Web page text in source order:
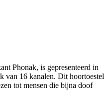
Phonak, is gepresenteerd in
van 16 kanalen. Dit hoortoestel
tot mensen die bijna doof